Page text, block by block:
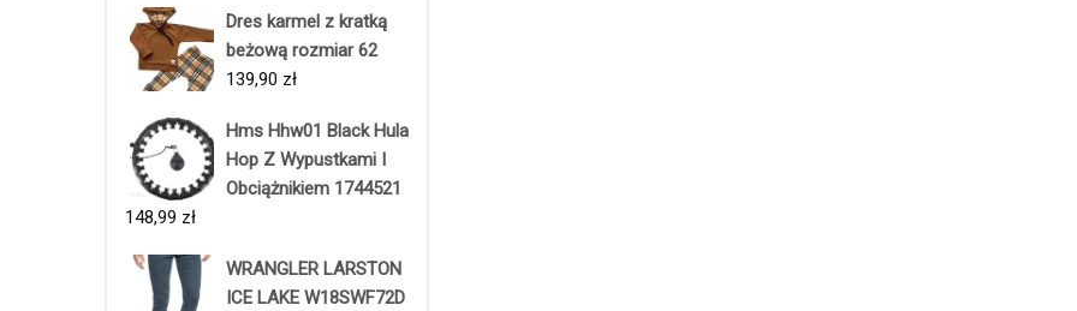
Dres karmel z kratką
beżową rozmiar 62
139,90 zł
Hms Hhw01 Black Hula
Hop Z Wypustkami I
Obciążnikiem 1744521
148,99 zł
WRANGLER LARSTON
ICE LAKE W18SWF72D